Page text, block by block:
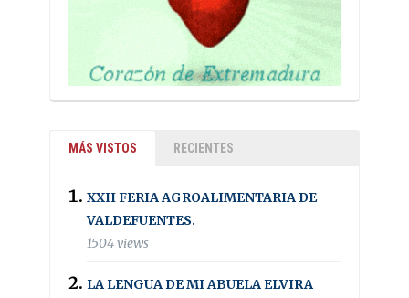
MÁS VISTOS RECIENTES
XXII FERIA AGROALIMENTARIA DE
VALDEFUENTES.
1504 views
LA LENGUA DE MI ABUELA ELVIRA